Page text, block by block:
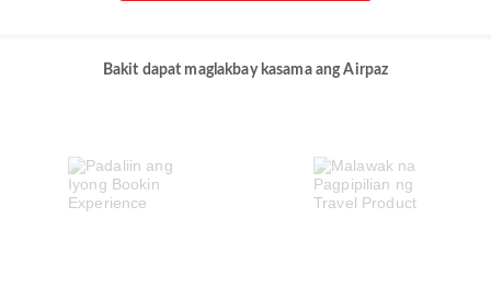
Bakit dapat maglakbay kasama ang Airpaz